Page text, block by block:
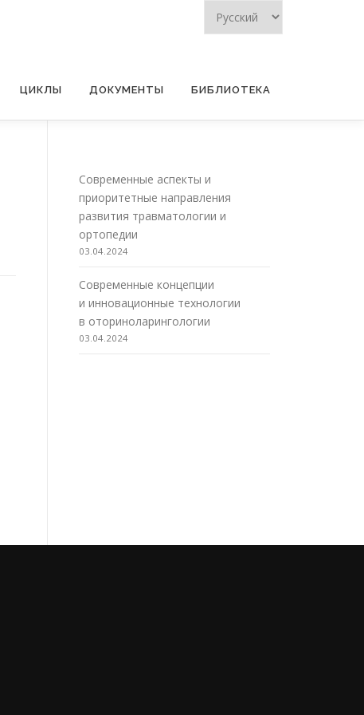
ЦИКЛЫ ДОКУМЕНТЫ БИБЛИОТЕКА
Современные аспекты и
приоритетные направления
развития травматологии и
ортопедии
03.04.2024
Современные концепции
и инновационные технологии
в оториноларингологии
03.04.2024